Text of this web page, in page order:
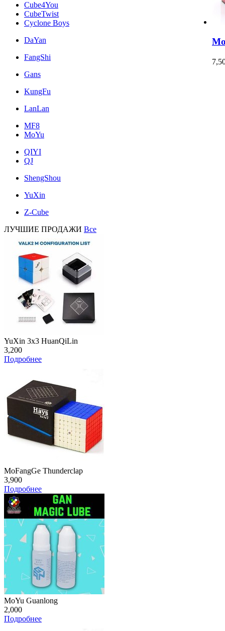
Cube4You
CubeTwist
Cyclone Boys
DaYan
FangShi
Gans
KungFu
LanLan
MF8
MoYu
QIYI
QJ
ShengShou
YuXin
Z-Cube
ЛУЧШИЕ ПРОДАЖИ Все
YuXin 3x3 HuanQiLin
3,200
Подробнее
MoFangGe Thunderclap
3,900
Подробнее
MoYu Guanlong
2,000
Подробнее